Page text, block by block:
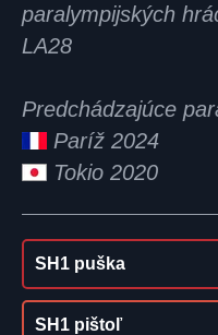
paralympijských
LA28
Predchádzajúce
Paríž 2024
Tokio 2020
SH1 puška
SH1 pištoľ